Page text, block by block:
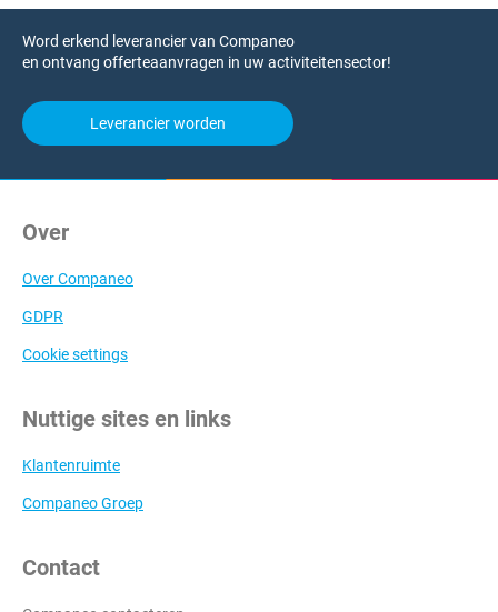
Word erkend leverancier van Companeo
en ontvang offerteaanvragen in uw activiteitensector!
Leverancier worden
Over
Over Companeo
GDPR
Cookie settings
Nuttige sites en links
Klantenruimte
Companeo Groep
Contact